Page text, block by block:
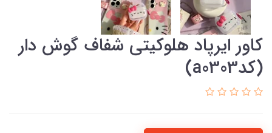
کاور ایرپاد هلوکیتی شفاف گوش دار
(کدa0303)